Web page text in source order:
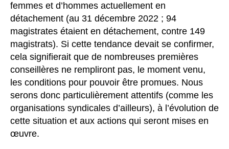
femmes et d’hommes actuellement en
détachement (au 31 décembre 2022 ; 94
magistrates étaient en détachement, contre 149
magistrats). Si cette tendance devait se confirmer,
cela signifierait que de nombreuses premières
conseillères ne rempliront pas, le moment venu,
les conditions pour pouvoir être promues. Nous
serons donc particulièrement attentifs (comme les
organisations syndicales d’ailleurs), à l’évolution de
cette situation et aux actions qui seront mises en
œuvre.